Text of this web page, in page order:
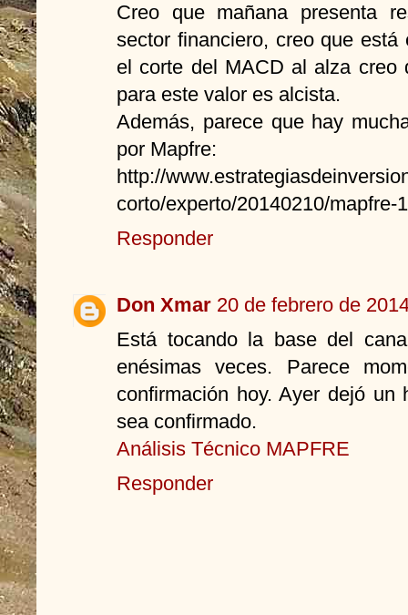
Creo que mañana presenta
sector financiero, creo que
el corte del MACD al alza creo
para este valor es alcista.
Además, parece que hay
por Mapfre:
http://
corto/experto/20140210/mapfre-
Responder
Don Xmar 20 de febrero de
Está tocando la base del
enésimas veces. Parece
confirmación hoy. Ayer dejó un
sea confirmado.
Análisis Técnico MAPFRE
Responder